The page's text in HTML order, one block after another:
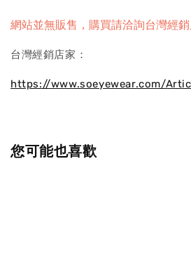
網站並無販售，購買請洽詢台灣經
台灣經銷店家：
https://www.soeyewear.com/
您可能也喜歡